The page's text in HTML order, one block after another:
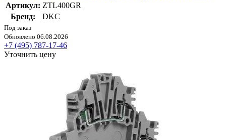
Артикул: ZTL400GR
Бренд:
DKC
Под заказ
Обновлено 06.08.2026
+7 (495) 787-17-46
Уточнить цену